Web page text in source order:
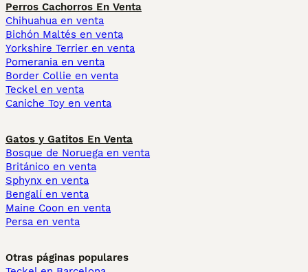
Perros Cachorros En Venta
Chihuahua en venta
Bichón Maltés en venta
Yorkshire Terrier en venta
Pomerania en venta
Border Collie en venta
Teckel en venta
Caniche Toy en venta
Gatos y Gatitos En Venta
Bosque de Noruega en venta
Británico en venta
Sphynx en venta
Bengalí en venta
Maine Coon en venta
Persa en venta
Otras páginas populares